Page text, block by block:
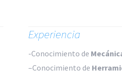
Experiencia
-Conocimiento de
–Conocimiento de